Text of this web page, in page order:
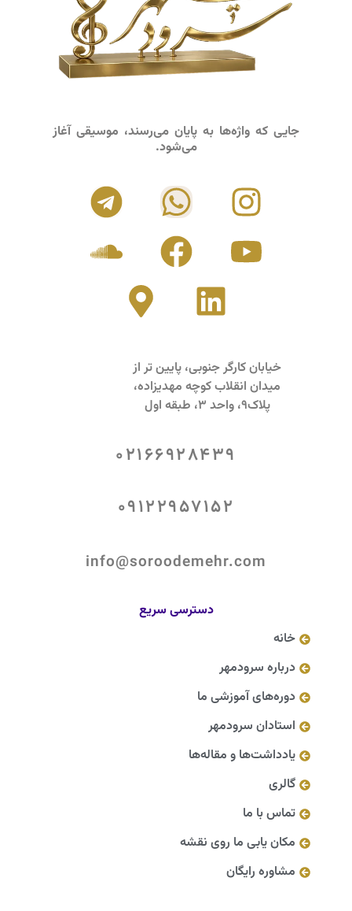
جایی که واژه‌ها به پایان می‌رسند، موسیقی آغاز
می‌شود.
خیابان کارگر جنوبی، پایین تر از
میدان انقلاب کوچه مهدیزاده،
پلاک9، واحد 3، طبقه اول
02166928439
09122957152
info@soroodemehr.com
دسترسی سریع
خانه
درباره سرودمهر
دوره‌های آموزشی ما
استادان سرودمهر
یادداشت‌ها و مقاله‌ها
گالری
تماس با ما
مکان یابی ما روی نقشه
مشاوره رایگان